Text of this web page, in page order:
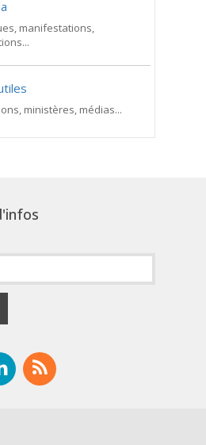
manifestations,
ministères, médias...